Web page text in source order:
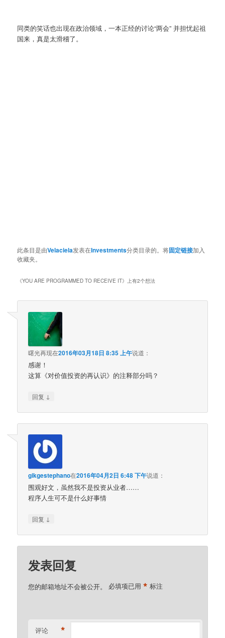
同类的笑话也出现在政治领域，一本正经的讨论“两会” 并担忧起祖
国来，真是太滑稽了。
此条目是由Velaciela发表在Investments分类目录的。将固定链接加入
收藏夹。
《YOU ARE PROGRAMMED TO RECEIVE IT》上有2个想法
曙光再现在2016年03月18日 8:35 上午说道：
感谢！
这算《对价值投资的再认识》的注释部分吗？
回复 ↓
gikgestephano在2016年04月2日 6:48 下午说道：
围观好文，虽然我不是投资从业者……
程序人生可不是什么好事情
回复 ↓
发表回复
您的邮箱地址不会被公开。 必填项已用* 标注
评论 *